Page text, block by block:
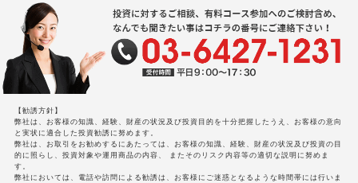
【勧誘方針】
弊社は、お客様の知識、経験、財産の状況及び投資目的を十分把握したうえ、お客様の意向
と実状に適合した投資勧誘に努めます。
弊社は、お取引をお勧めするにあたっては、お客様の知識、経験、財産の状況及び投資の目
的に照らし、投資対象や運用商品の内容、 またそのリスク内容等の適切な説明に努めま
す。
弊社においては、電話や訪問による勧誘は、お客様にご迷惑となるような時間帯には行いま